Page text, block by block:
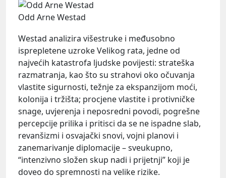
Odd Arne Westad
Westad analizira višestruke i međusobno
isprepletene uzroke Velikog rata, jedne od
najvećih katastrofa ljudske povijesti: strateška
razmatranja, kao što su strahovi oko očuvanja
vlastite sigurnosti, težnje za ekspanzijom moći,
kolonija i tržišta; procjene vlastite i protivničke
snage, uvjerenja i neposredni povodi, pogrešne
percepcije prilika i pritisci da se ne ispadne slab,
revanšizmi i osvajački snovi, vojni planovi i
zanemarivanje diplomacije – sveukupno,
“intenzivno složen skup nadi i prijetnji” koji je
doveo do spremnosti na velike rizike.